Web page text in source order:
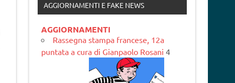
AGGIORNAMENTI E FAKE NEWS
AGGIORNAMENTI
Rassegna stampa francese, 12a
puntata a cura di Gianpaolo Rosani 4